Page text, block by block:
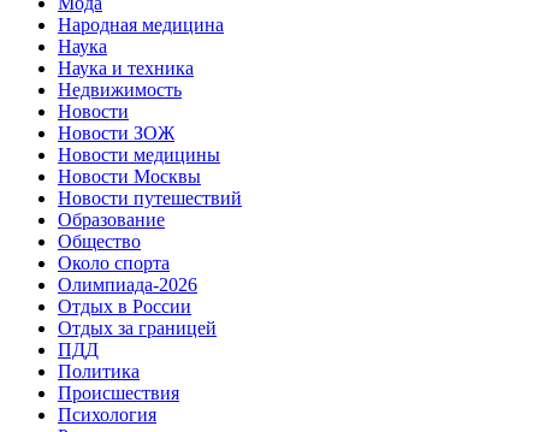
Народная медицина
Наука
Наука и техника
Недвижимость
Новости
Новости ЗОЖ
Новости медицины
Новости Москвы
Новости путешествий
Образование
Общество
Около спорта
Олимпиада-2026
Отдых в России
Отдых за границей
ПДД
Политика
Происшествия
Психология